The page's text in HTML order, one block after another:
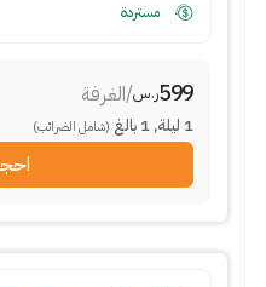
مستردة
599ر.س/الغرفة
1 ليلة,
1 بالغ (شامل الضرائب)